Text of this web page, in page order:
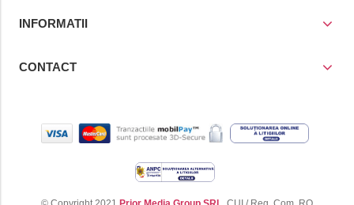
INFORMATII
CONTACT